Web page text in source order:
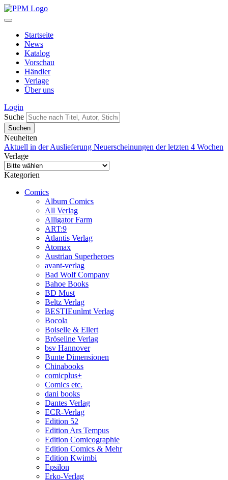
Startseite
News
Katalog
Vorschau
Händler
Verlage
Über uns
Login
Suche
Neuheiten
Aktuell in der Auslieferung Neuerscheinungen der letzten 4 Wochen
Verlage
Kategorien
Comics
Album Comics
All Verlag
Alligator Farm
ART:9
Atlantis Verlag
Atomax
Austrian Superheroes
avant-verlag
Bad Wolf Company
Bahoe Books
BD Must
Beltz Verlag
BESTIEunlmt Verlag
Bocola
Boiselle & Ellert
Bröseline Verlag
bsv Hannover
Bunte Dimensionen
Chinabooks
comicplus+
Comics etc.
dani books
Dantes Verlag
ECR-Verlag
Edition 52
Edition Ars Tempus
Edition Comicographie
Edition Comics & Mehr
Edition Kwimbi
Epsilon
Erko-Verlag